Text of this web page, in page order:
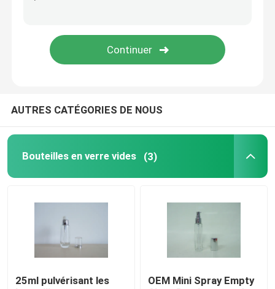
Boîtes en carton de cadeau
Sacs de transporteur de papier
Revêtement de papier d'emballage
Pp empaquetant la boîte
AUTRES CATÉGORIES DE NOUS
Bouteilles en verre vides (3)
25ml pulvérisant les
OEM Mini Spray Empty